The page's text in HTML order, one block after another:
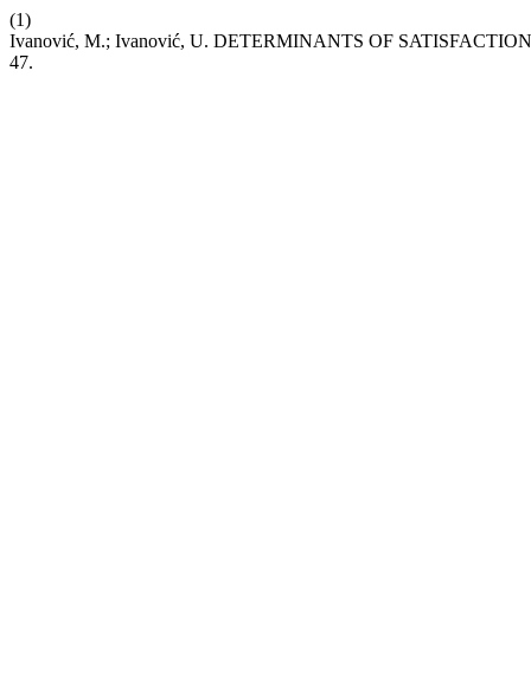
(1)
Ivanović, M.; Ivanović, U. DETERMINANTS OF
47.